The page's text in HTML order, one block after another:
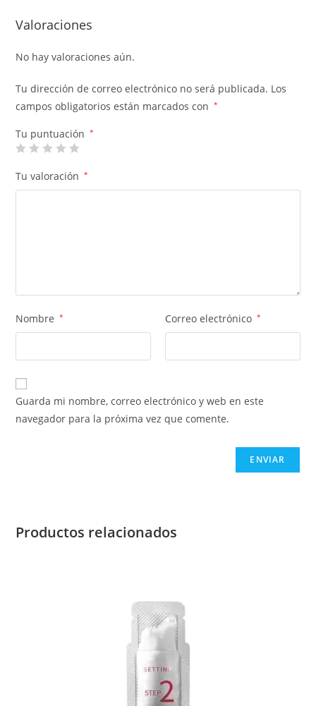
Valoraciones
No hay valoraciones aún.
Tu dirección de correo electrónico no será publicada. Los
campos obligatorios están marcados con
*
Tu puntuación *
Tu valoración *
Nombre * Correo electrónico *
Guarda mi nombre, correo electrónico y web en este
navegador para la próxima vez que comente.
Productos relacionados